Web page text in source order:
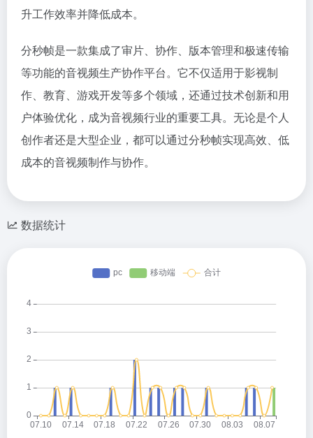
升工作效率并降低成本。
分秒帧是一款集成了审片、协作、版本管理和极速传输
等功能的音视频生产协作平台。它不仅适用于影视制
作、教育、游戏开发等多个领域，还通过技术创新和用
户体验优化，成为音视频行业的重要工具。无论是个人
创作者还是大型企业，都可以通过分秒帧实现高效、低
成本的音视频制作与协作。
数据统计